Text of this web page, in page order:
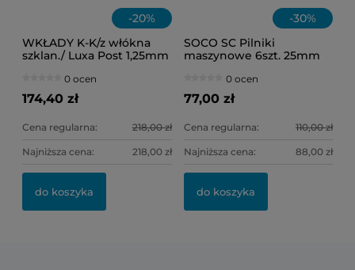
-20%
WKŁADY K-K/z włókna
szklan./ Luxa Post 1,25mm
0 ocen
174,40 zł
Cena regularna: 218,00 zł
Najniższa cena: 218,00 zł
do koszyka
-30%
SOCO SC Pilniki
maszynowe 6szt. 25mm
0 ocen
77,00 zł
Cena regularna: 110,00 zł
Najniższa cena: 88,00 zł
do koszyka